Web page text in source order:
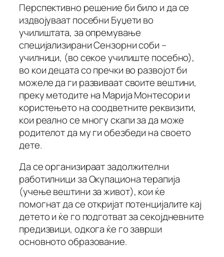
Перспективно решение би било и да се
издвојуваат посебни Буџети во
училиштата, за опремување
специјализирани Сензорни соби –
училници, (во секое училиште посебно),
во кои децата со пречки во развојот би
можеле да ги развиваат своите вештини,
преку методите на Марија Монтесори и
користењето на соодветните реквизити,
кои реално се многу скапи за да може
родителот да му ги обезбеди на своето
дете.
Да се организираат задолжителни
работилници за Окупациона терапија
(учење вештини за живот), кои ќе
помогнат да се откријат потенцијалите кај
детето и ќе го подготват за секојдневните
предизвици, одкога ќе го заврши
основното образование.